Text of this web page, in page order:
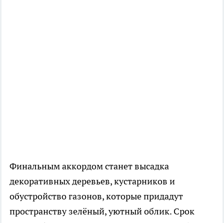
Финальным аккордом станет высадка
декоративных деревьев, кустарников и
обустройство газонов, которые придадут
пространству зелёный, уютный облик. Срок